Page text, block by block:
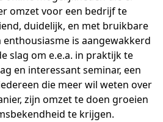
omzet voor een bedrijf te
duidelijk, en met bruikbare
is aangewakkerd
slag om e.e.a. in praktijk te
en interessant seminar, een
die meer wil weten over
zijn omzet te doen groeien
te krijgen.